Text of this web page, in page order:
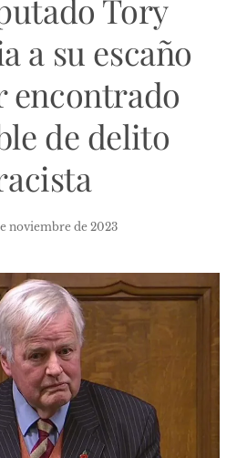
Tory
a su escaño
encontrado
de delito
noviembre de 2023